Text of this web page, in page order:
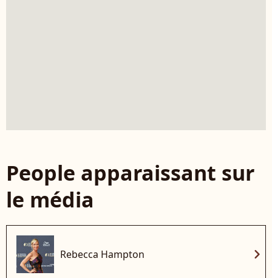
People apparaissant sur
le média
Rebecca Hampton chevron_right